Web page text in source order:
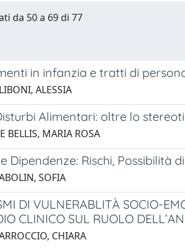
da 50 a 69 di 77
in infanzia e tratti di
ALESSIA
Alimentari: oltre lo
BELLIS, MARIA ROSA
Dipendenze: Rischi, Possibilità
SOFIA
DI VULNERABLITÀ SOCIO-
CLINICO SUL RUOLO
CHIARA